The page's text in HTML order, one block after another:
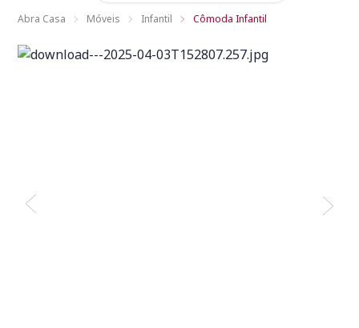
Abra Casa Móveis Infantil Cômoda Infantil